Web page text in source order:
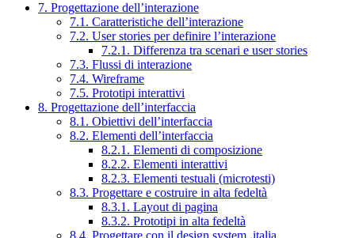
7. Progettazione dell’interazione
7.1. Caratteristiche dell’interazione
7.2. User stories per definire l’interazione
7.2.1. Differenza tra scenari e user stories
7.3. Flussi di interazione
7.4. Wireframe
7.5. Prototipi interattivi
8. Progettazione dell’interfaccia
8.1. Obiettivi dell’interfaccia
8.2. Elementi dell’interfaccia
8.2.1. Elementi di composizione
8.2.2. Elementi interattivi
8.2.3. Elementi testuali (microtesti)
8.3. Progettare e costruire in alta fedeltà
8.3.1. Layout di pagina
8.3.2. Prototipi in alta fedeltà
8.4. Progettare con il design system .italia